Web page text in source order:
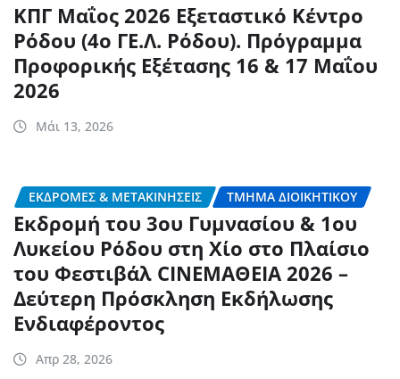
ΚΠΓ Μαΐος 2026 Εξεταστικό Κέντρο
Ρόδου (4ο ΓΕ.Λ. Ρόδου). Πρόγραμμα
Προφορικής Εξέτασης 16 & 17 Μαΐου
2026
Μάι 13, 2026
ΕΚΔΡΟΜΈΣ & ΜΕΤΑΚΙΝΉΣΕΙΣ ΤΜΉΜΑ ΔΙΟΙΚΗΤΙΚΟΎ
Εκδρομή του 3ου Γυμνασίου & 1ου
Λυκείου Ρόδου στη Χίο στο Πλαίσιο
του Φεστιβάλ CINEΜΑΘΕΙΑ 2026 –
Δεύτερη Πρόσκληση Εκδήλωσης
Ενδιαφέροντος
Απρ 28, 2026